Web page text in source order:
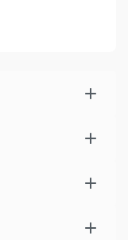
Sitz, hoher